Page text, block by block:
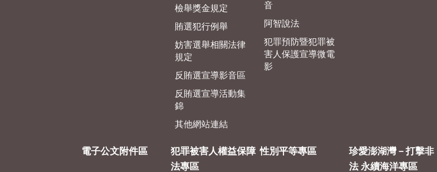
檢舉獎金規定
賄選犯行例舉
妨害選舉相關法律
規定
反賄選宣導影音區
反賄選宣導活動集
錦
其他網站連結
音
阿智說法
犯罪預防暨犯罪被
害人保護宣導微電
影
電子公文附件區
犯罪被害人權益保障
法專區
性別平等專區
珍愛澎湖灣－打擊非
法 永續海洋專區